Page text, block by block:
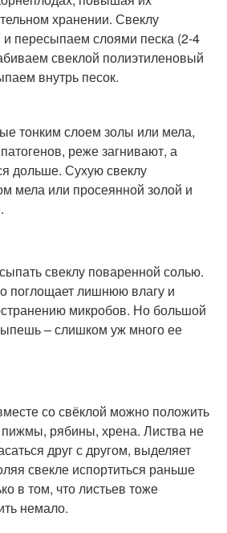
хранении. Свеклу
пересыпаем слоями песка (2-4
свеклой полиэтиленовый
внутрь песок.
тонким слоем золы или мела,
реже загнивают, а
дольше. Сухую свеклу
мела или просеянной золой и
свеклу поваренной солью.
поглощает лишнюю влагу и
микробов. Но большой
– слишком уж много ее
со свёклой можно положить
пижмы, рябины, хрена. Листва не
друг с другом, выделяет
свекле испортиться раньше
в том, что листьев тоже
немало.